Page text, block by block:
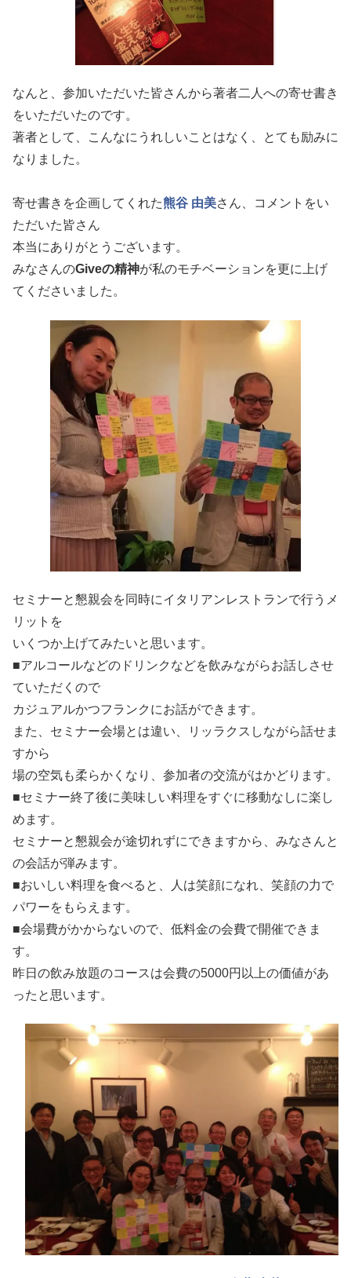
なんと、参加いただいた皆さんから著者二人への寄せ書き
をいただいたのです。
著者として、こんなにうれしいことはなく、とても励みに
なりました。
寄せ書きを企画してくれた熊谷 由美さん、コメントをい
ただいた皆さん
本当にありがとうございます。
みなさんのGiveの精神が私のモチベーションを更に上げ
てくださいました。
セミナーと懇親会を同時にイタリアンレストランで行うメ
リットを
いくつか上げてみたいと思います。
■アルコールなどのドリンクなどを飲みながらお話しさせ
ていただくので
カジュアルかつフランクにお話ができます。
また、セミナー会場とは違い、リッラクスしながら話せま
すから
場の空気も柔らかくなり、参加者の交流がはかどります。
■セミナー終了後に美味しい料理をすぐに移動なしに楽し
めます。
セミナーと懇親会が途切れずにできますから、みなさんと
の会話が弾みます。
■おいしい料理を食べると、人は笑顔になれ、笑顔の力で
パワーをもらえます。
■会場費がかからないので、低料金の会費で開催できま
す。
昨日の飲み放題のコースは会費の5000円以上の価値があ
ったと思います。